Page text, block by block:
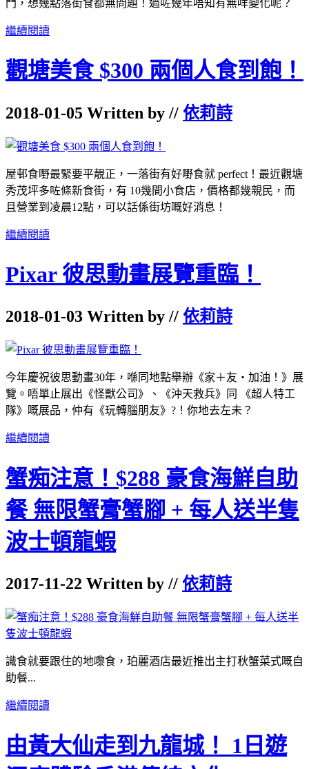
門，想幾點落街食都無問題！過咗幾年唔知有無咩變化呢？
繼續閱讀
觀塘美食 $300 兩個人食到飽！
2018-01-05 Written by // 依莉詩
屋邨食嘢最緊要平靚正，一落街有好嘢食就 perfect！最近觀塘
秀茂坪多咗條新食街，有 10幾間小食店，價格都幾親民，而
且營業到凌晨12點，可以話係街坊嘅好消息！
繼續閱讀
Pixar 彼思動畫展覽重臨！
2018-01-03 Written by // 依莉詩
今年慶祝彼思動畫30年，喺同地點舉辦《家＋友‧加油！》展
覽。唔單止展出《怪獸公司》、《沖天救兵》同 《超人特工
隊》嘅展品，仲有《玩轉腦朋友》?！你地去左未？
繼續閱讀
蟹痴注意！$288 豪食海鮮自助
餐 無限蟹膏蟹腳 + 每人送半隻
波士頓龍蝦
2017-11-22 Written by // 依莉詩
識食就要跟住的地嚟食，珀麗酒店最近推出主打秋蟹菜式嘅自
助餐...
繼續閱讀
由黃大仙走到九龍城！ 1日遊